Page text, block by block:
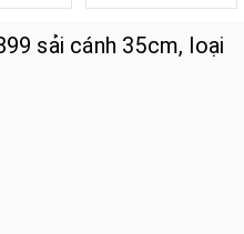
sải cánh 35cm, loại